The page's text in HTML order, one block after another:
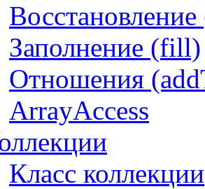
Заполнение (fill)
Отношения
ArrayAccess
Класс коллекции